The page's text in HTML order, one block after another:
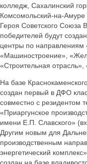
колледж, Сахалинский
Комсомольский-на-Амуре
Героя Советского Союза
победителей будут
центры по направлениям
«Машиностроение»,
«Строительная отрасль»,
На базе
создан первый в ДФО
совместно с резидентом
«Приаргунское
имени Е.П. Славского»
Другим новым для
производственным
энергетический
создан на базе